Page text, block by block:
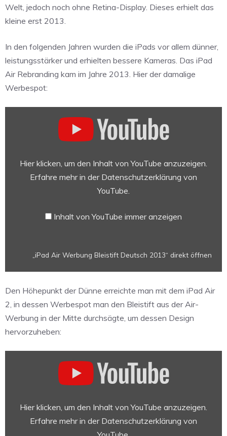
Welt, jedoch noch ohne Retina-Display. Dieses erhielt das
kleine erst 2013.
In den folgenden Jahren wurden die iPads vor allem dünner,
leistungsstärker und erhielten bessere Kameras. Das iPad
Air Rebranding kam im Jahre 2013. Hier der damalige
Werbespot:
Deutsch
Hier klicken, um den Inhalt von YouTube anzuzeigen.
Erfahre mehr in der Datenschutzerklärung von
YouTube.
Inhalt von YouTube immer anzeigen
„iPad Air Werbung Bleistift Deutsch 2013“ direkt öffnen
Den Höhepunkt der Dünne erreichte man mit dem iPad Air
2, in dessen Werbespot man den Bleistift aus der Air-
Werbung in der Mitte durchsägte, um dessen Design
hervorzuheben:
Hier klicken, um den Inhalt von YouTube anzuzeigen.
Erfahre mehr in der Datenschutzerklärung von